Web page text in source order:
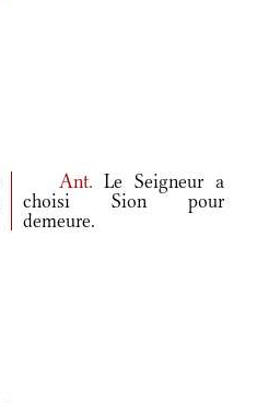
Ant.Le Seigneur a
choisi Sion pour
demeure.